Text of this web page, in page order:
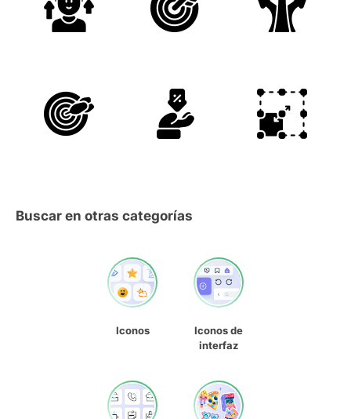
Buscar en otras categorías
Iconos
Iconos de
interfaz